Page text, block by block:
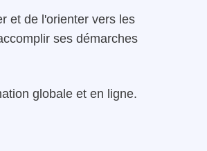
et de l'orienter vers les
ses démarches
globale et en ligne.